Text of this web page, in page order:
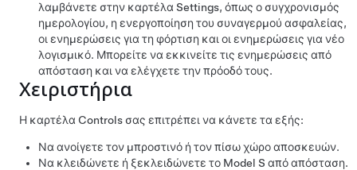
λαμβάνετε στην καρτέλα Settings, όπως ο συγχρονισμός
ημερολογίου, η ενεργοποίηση του συναγερμού ασφαλείας,
οι ενημερώσεις για τη φόρτιση και οι ενημερώσεις για νέο
λογισμικό. Μπορείτε να εκκινείτε τις ενημερώσεις από
απόσταση και να ελέγχετε την πρόοδό τους.
Χειριστήρια
Η καρτέλα Controls σας επιτρέπει να κάνετε τα εξής:
Να ανοίγετε τον μπροστινό ή τον πίσω χώρο αποσκευών.
Να κλειδώνετε ή ξεκλειδώνετε το Model S από απόσταση.